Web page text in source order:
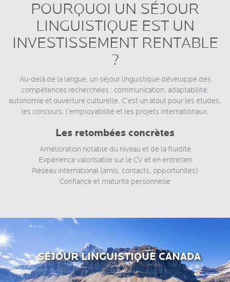
POURQUOI UN SÉJOUR
LINGUISTIQUE EST UN
INVESTISSEMENT RENTABLE
?
Au-delà de la langue, un séjour linguistique développe des
compétences recherchées : communication, adaptabilité,
autonomie et ouverture culturelle. C’est un atout pour les études,
les concours, l’employabilité et les projets internationaux.
Les retombées concrètes
Amélioration notable du niveau et de la fluidité
Expérience valorisable sur le CV et en entretien
Réseau international (amis, contacts, opportunités)
Confiance et maturité personnelle
SÉJOUR LINGUISTIQUE CANADA